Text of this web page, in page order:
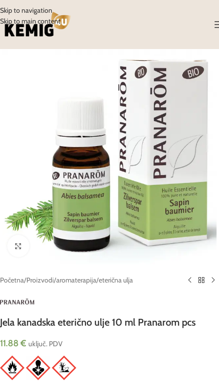
Skip to navigation
Skip to main content
Click to enlarge
Početna/Proizvodi/aromaterapija/eterična ulja
Jela kanadska eterično ulje 10 ml Pranarom pcs
11.88 € uključ. PDV